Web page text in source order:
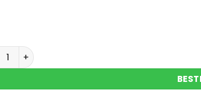
de leukste opa - gelukszakje met zeepje